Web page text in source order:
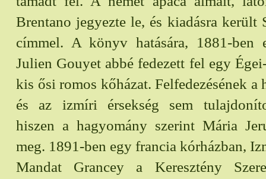
Brentano jegyezte le, és kiadásra került
címmel. A könyv hatására, 1881-ben
Julien Gouyet abbé fedezett fel egy
kis ősi romos kőházat. Felfedezésének a
és az izmíri érsekség sem
hiszen a hagyomány szerint Mária
meg. 1891-ben egy francia kórházban,
Mandat Grancey a Keresztény